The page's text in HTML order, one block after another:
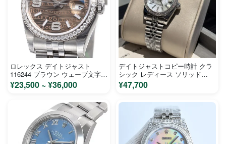
ロレックス デイトジャスト
116244 ブラウン ウェーブ文字盤
ステンレス ホワイトゴールド メ
ンズ 時計 コピー
¥23,500 ~ ¥36,000
デイトジャストコピー時計 クラ
シック レディース ソリッド
M72901
¥47,700